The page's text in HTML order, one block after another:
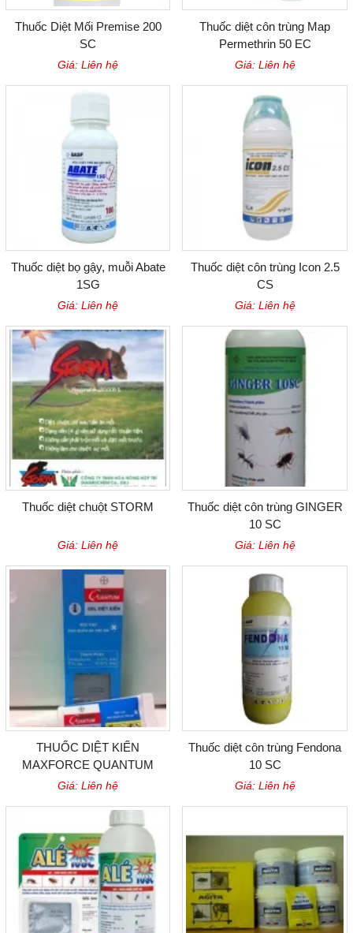
Thuốc Diệt Mối Premise 200
SC
Giá: Liên hệ
Thuốc diệt côn trùng Map
Permethrin 50 EC
Giá: Liên hệ
Thuốc diệt bọ gậy, muỗi Abate
1SG
Giá: Liên hệ
Thuốc diệt côn trùng Icon 2.5
CS
Giá: Liên hệ
Thuốc diệt chuột STORM
Giá: Liên hệ
Thuốc diệt côn trùng GINGER
10 SC
Giá: Liên hệ
THUỐC DIỆT KIẾN
MAXFORCE QUANTUM
Giá: Liên hệ
Thuốc diệt côn trùng Fendona
10 SC
Giá: Liên hệ